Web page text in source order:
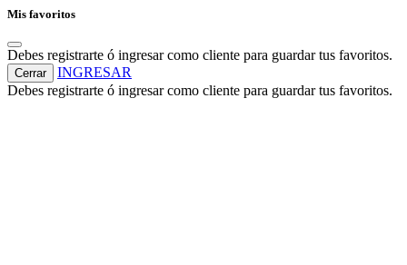
Mis favoritos
Debes registrarte ó ingresar como cliente para guardar tus favoritos.
Cerrar
INGRESAR
Debes registrarte ó ingresar como cliente para guardar tus favoritos.